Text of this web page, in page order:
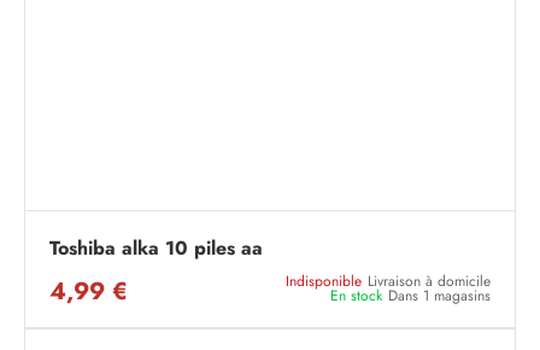
Toshiba alka 10 piles aa
4,99 € Indisponible Livraison à domicile
En stock Dans 1 magasins